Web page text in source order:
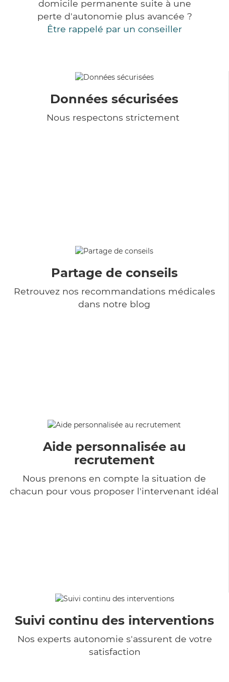
domicile permanente suite à une
perte d'autonomie plus avancée ?
Être rappelé par un conseiller
Données sécurisées
Nous respectons strictement
Partage de conseils
Retrouvez nos recommandations médicales
dans notre blog
Aide personnalisée au
recrutement
Nous prenons en compte la situation de
chacun pour vous proposer l'intervenant idéal
Suivi continu des interventions
Nos experts autonomie s'assurent de votre
satisfaction